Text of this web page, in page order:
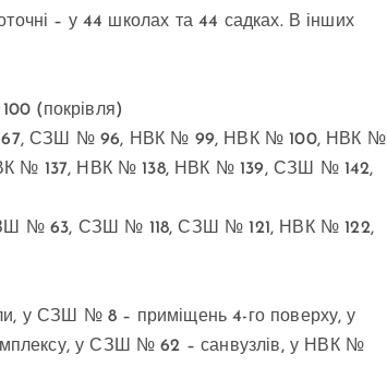
– у 44 школах та 44 садках. В інших
(покрівля)
67, СЗШ № 96, НВК № 99, НВК № 100, НВК №
№ 137, НВК № 138, НВК № 139, СЗШ № 142,
№ 63, СЗШ № 118, СЗШ № 121, НВК № 122,
у СЗШ № 8 – приміщень 4-го поверху, у
у СЗШ № 62 – санвузлів, у НВК №